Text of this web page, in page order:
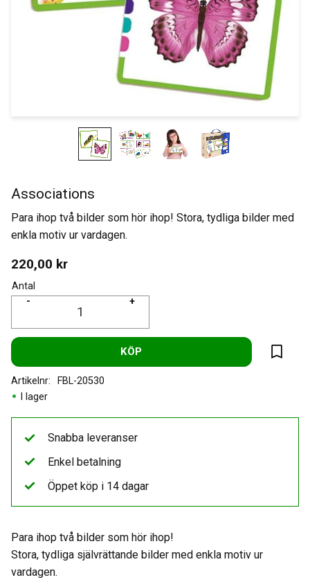
Associations
Para ihop två bilder som hör ihop! Stora, tydliga bilder med
enkla motiv ur vardagen.
220,00 kr
Antal
+
-
KÖP
Lägg
I lager
Artikelnr FBL-20530
Para ihop två bilder som hör ihop!
Stora, tydliga självrättande bilder med enkla motiv ur
vardagen.
Snabba leveranser
Enkel betalning
Öppet köp i 14 dagar